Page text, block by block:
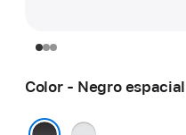
Color - Negro espacial